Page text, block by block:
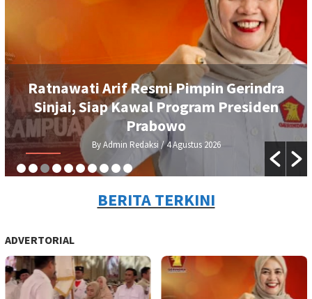
Ratnawati Arif Resmi Pimpin Gerindra
Sinjai, Siap Kawal Program Presiden
Prabowo
By Admin Redaksi / 4 Agustus 2026
BERITA TERKINI
ADVERTORIAL